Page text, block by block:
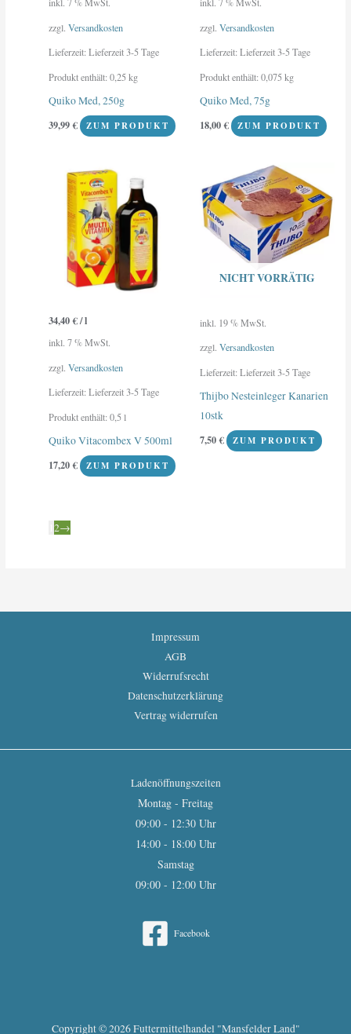
zzgl.Versandkosten
Lieferzeit:Lieferzeit 3-5 Tage
Produkt enthält: 0,25kg
Quiko Med, 250g
39,99€ ZUM PRODUKT
zzgl. Versandkosten
Lieferzeit:Lieferzeit 3-5 Tage
Produkt enthält: 0,075kg
Quiko Med, 75g
18,00€ ZUM PRODUKT
34,40€/l
inkl. 7 % MwSt.
zzgl.Versandkosten
Lieferzeit:Lieferzeit 3-5 Tage
Produkt enthält: 0,5l
Quiko Vitacombex V 500ml
17,20€ ZUM PRODUKT
NICHT VORRÄTIG
inkl. 19 % MwSt.
zzgl. Versandkosten
Lieferzeit:Lieferzeit 3-5 Tage
Thijbo Nesteinleger Kanarien
10stk
7,50€ ZUM PRODUKT
12→
Impressum
AGB
Widerrufsrecht
Datenschutzerklärung
Vertrag widerrufen
Ladenöffnungszeiten
Montag - Freitag
09:00 - 12:30 Uhr
14:00 - 18:00 Uhr
Samstag
09:00 - 12:00 Uhr
Facebook
Copyright © 2026 Futtermittelhandel "Mansfelder Land"